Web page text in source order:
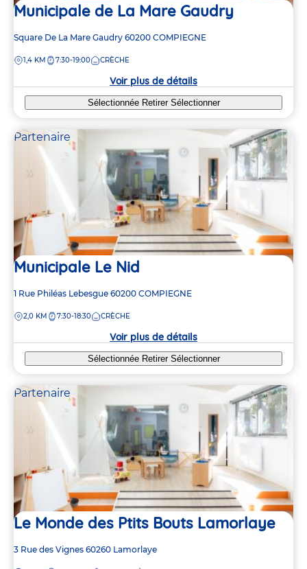
Municipale de La Mare Gaudry
Adresse
la
Square De La Mare Gaudry 60200 COMPIEGNE
DISTANCE
1,4 KM 7:30-19:00 CRÈCHE
Voir plus de détails
Sélectionnée Retirer Sélectionner
Partenaire
Municipale Le Nid
Adresse
la
1 Rue Philéas Lebesgue 60200 COMPIEGNE
DISTANCE
2,0 KM 7:30-18:30 CRÈCHE
Voir plus de détails
Sélectionnée Retirer Sélectionner
Partenaire
Le Monde des Ptits Bouts Lamorlaye
Adresse
3 Rue des Vignes 60260 Lamorlaye